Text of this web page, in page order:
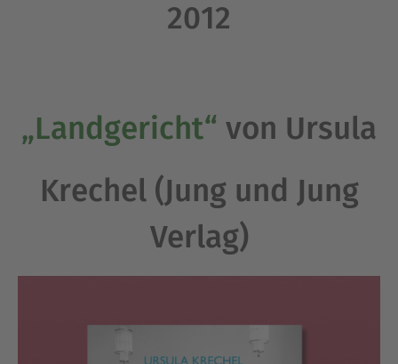
2012
„Landgericht“ von Ursula
Krechel (Jung und Jung
Verlag)